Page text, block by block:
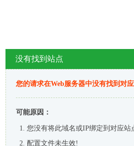
没有找到站点
您的请求在Web服务器中没有找到对
可能原因：
您没有将此域名或IP绑定到对应站
配置文件未生效!